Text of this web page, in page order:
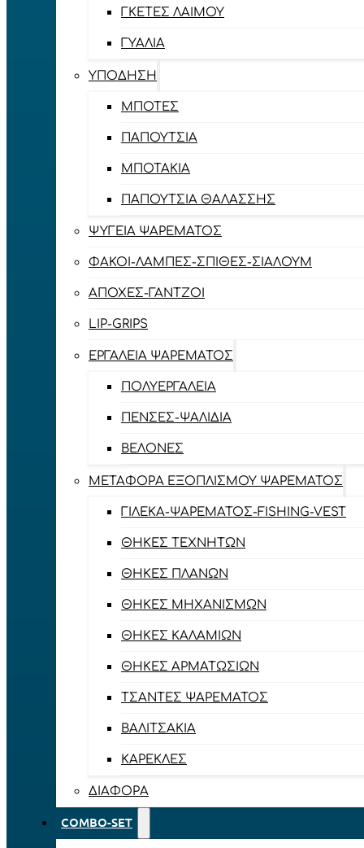
ΓΚΈΤΕΣ ΛΑΊΜΟΥ
ΓΥΑΛΙΆ
ΥΠΌΔΗΣΗ
ΜΠΌΤΕΣ
ΠΑΠΟΎΤΣΙΑ
ΜΠΟΤΆΚΙΑ
ΠΑΠΟΎΤΣΙΑ ΘΑΛΆΣΣΗΣ
ΨΥΓΕΊΑ ΨΑΡΈΜΑΤΟΣ
ΦΑΚΟΊ-ΛΆΜΠΕΣ-ΣΠΊΘΕΣ-ΣΊΑΛΟΥΜ
ΑΠΌΧΕΣ-ΓΆΝΤΖΟΙ
LIP-GRIPS
EΡΓΑΛΕΊΑ ΨΑΡΈΜΑΤΟΣ
ΠΟΛΥΕΡΓΑΛΕΊΑ
ΠΈΝΣΕΣ-ΨΑΛΊΔΙΑ
ΒΕΛΌΝΕΣ
ΜΕΤΑΦΟΡΆ ΕΞΟΠΛΙΣΜΟΎ ΨΑΡΈΜΑΤΟΣ
ΓΙΛΈΚΑ-ΨΑΡΈΜΑΤΟΣ-FISHING-VEST
ΘΉΚΕΣ ΤΕΧΝΗΤΏΝ
ΘΉΚΕΣ ΠΛΆΝΩΝ
ΘΉΚΕΣ ΜΗΧΑΝΙΣΜΏΝ
ΘΉΚΕΣ ΚΑΛΑΜΙΏΝ
ΘΉΚΕΣ ΑΡΜΑΤΩΣΙΏΝ
ΤΣΆΝΤΕΣ ΨΑΡΈΜΑΤΟΣ
ΒΑΛΙΤΣΆΚΙΑ
ΚΑΡΈΚΛΕΣ
ΔΙΆΦΟΡΑ
COMBO-SET